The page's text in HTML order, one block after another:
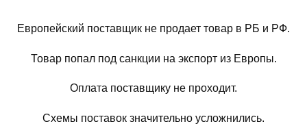
Европейский поставщик не продает товар в РБ и РФ.
Товар попал под санкции на экспорт из Европы.
Оплата поставщику не проходит.
Схемы поставок значительно усложнились.